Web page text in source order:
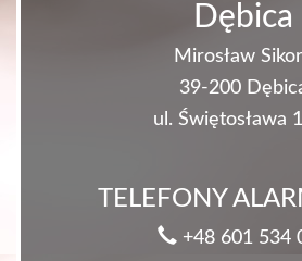
Dębica
Mirosław
39-200
ul. Świętosława
TELEFONY
+48 601 534